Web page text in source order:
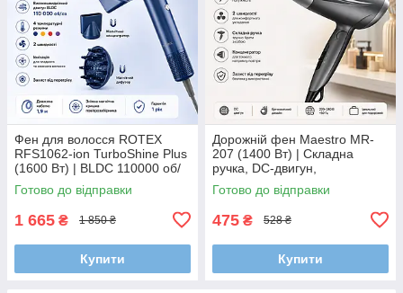
Фен для волосся ROTEX
RFS1062-ion TurboShine Plus
(1600 Вт) | BLDC 110000 об/
хв, іонізація, дифузор,
магнітні насадки
Готово до відправки
1 665 ₴ 1 850 ₴
Купити
Дорожній фен Maestro MR-
207 (1400 Вт) | Складна
ручка, DC-двигун,
концентратор, 2 швидкості
Готово до відправки
475 ₴ 528 ₴
Купити